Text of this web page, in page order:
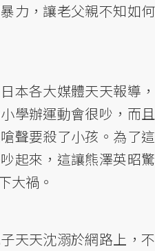
力，讓老父親不知如何
本各大媒體天天報導，
學辦運動會很吵，而且
聲要殺了小孩。為了這
起來，這讓熊澤英昭驚
大禍。
天天沈溺於網路上，不